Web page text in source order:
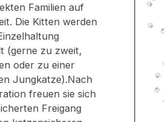
Familien auf
Die Kitten werden
(gerne zu zweit,
oder zu einer
Jungkatze).Nach
freuen sie sich
Freigang